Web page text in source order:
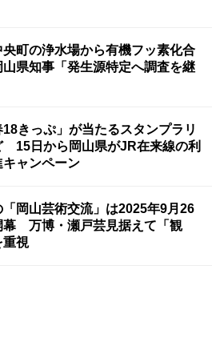
央町の浄水場から有機フッ素化合
県知事「発生源特定へ調査を継
18きっぷ」が当たるスタンプラリ
15日から岡山県がJR在来線の利
キャンペーン
「岡山芸術交流」は2025年9月26
幕 万博・瀬戸芸見据えて「観
重視